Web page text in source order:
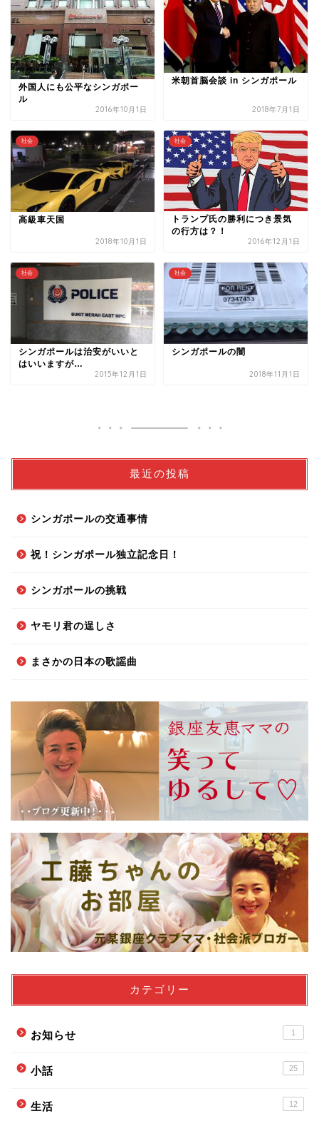
外国人にも公平なシンガポー
ル
2016年10月1日
米朝首脳会談 in シンガポール
2018年7月1日
社会
高級車天国
2018年10月1日
社会
トランプ氏の勝利につき景気
の行方は？！
2016年12月1日
社会
シンガポールは治安がいいと
はいいますが…
2015年12月1日
社会
シンガポールの闇
2018年11月1日
最近の投稿
シンガポールの交通事情
祝！シンガポール独立記念日！
シンガポールの挑戦
ヤモリ君の逞しさ
まさかの日本の歌謡曲
カテゴリー
お知らせ 1
小話 25
生活 12